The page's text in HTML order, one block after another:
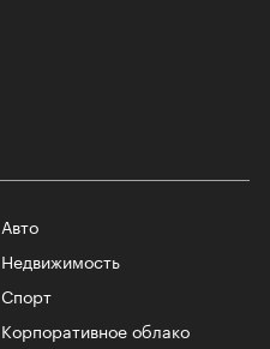
Авто
Недвижимость
Спорт
Корпоративное облако